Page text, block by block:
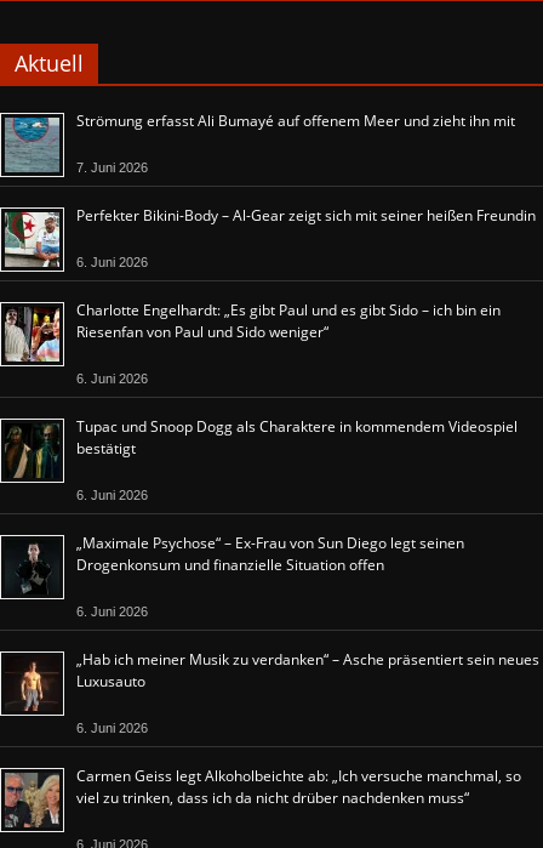
Aktuell
Strömung erfasst Ali Bumayé auf offenem Meer und zieht ihn mit
7. Juni 2026
Perfekter Bikini-Body – Al-Gear zeigt sich mit seiner heißen Freundin
6. Juni 2026
Charlotte Engelhardt: „Es gibt Paul und es gibt Sido – ich bin ein
Riesenfan von Paul und Sido weniger“
6. Juni 2026
Tupac und Snoop Dogg als Charaktere in kommendem Videospiel
bestätigt
6. Juni 2026
„Maximale Psychose“ – Ex-Frau von Sun Diego legt seinen
Drogenkonsum und finanzielle Situation offen
6. Juni 2026
„Hab ich meiner Musik zu verdanken“ – Asche präsentiert sein neues
Luxusauto
6. Juni 2026
Carmen Geiss legt Alkoholbeichte ab: „Ich versuche manchmal, so
viel zu trinken, dass ich da nicht drüber nachdenken muss“
6. Juni 2026